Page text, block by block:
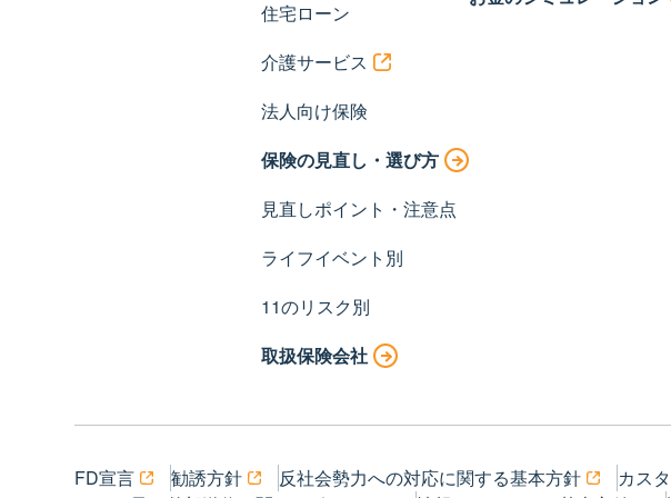
住宅ローン
介護サービス
法人向け保険
保険の見直し・選び方
見直しポイント・注意点
ライフイベント別
11のリスク別
取扱保険会社
FD宣言 勧誘方針 反社会勢力への対応に関する基本方針 カス